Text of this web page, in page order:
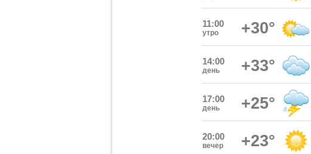
11:00
утро +30°
14:00
день +33°
17:00
день +25°
20:00
вечер +23°